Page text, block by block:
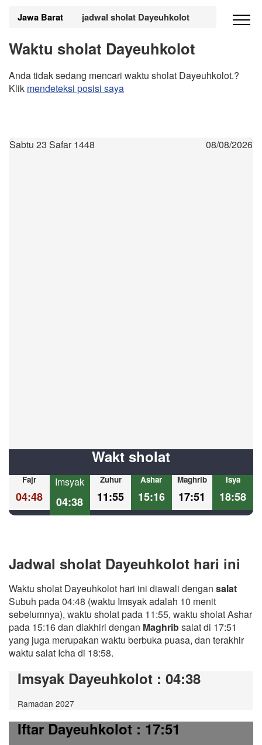
Jawa Barat jadwal sholat Dayeuhkolot
Waktu sholat Dayeuhkolot
Anda tidak sedang mencari waktu sholat Dayeuhkolot.?
Klik mendeteksi posisi saya
Sabtu 23 Safar 1448 08/08/2026
Wakt sholat
Fajr
04:48
Imsyak
04:38
Zuhur
11:55
Ashar
15:16
Maghrib
17:51
Isya
18:58
Jadwal sholat Dayeuhkolot hari ini
Waktu sholat Dayeuhkolot hari ini diawali dengan salat
Subuh pada 04:48 (waktu Imsyak adalah 10 menit
sebelumnya), waktu sholat pada 11:55, waktu sholat Ashar
pada 15:16 dan diakhiri dengan Maghribsalat di 17:51
yang juga merupakan waktu berbuka puasa, dan terakhir
waktu salat Icha di 18:58.
Imsyak Dayeuhkolot : 04:38
Ramadan 2027
Iftar Dayeuhkolot: 17:51